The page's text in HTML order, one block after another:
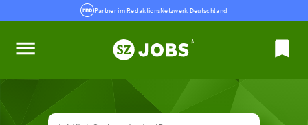
Partner im RedaktionsNetzwerk Deutschland